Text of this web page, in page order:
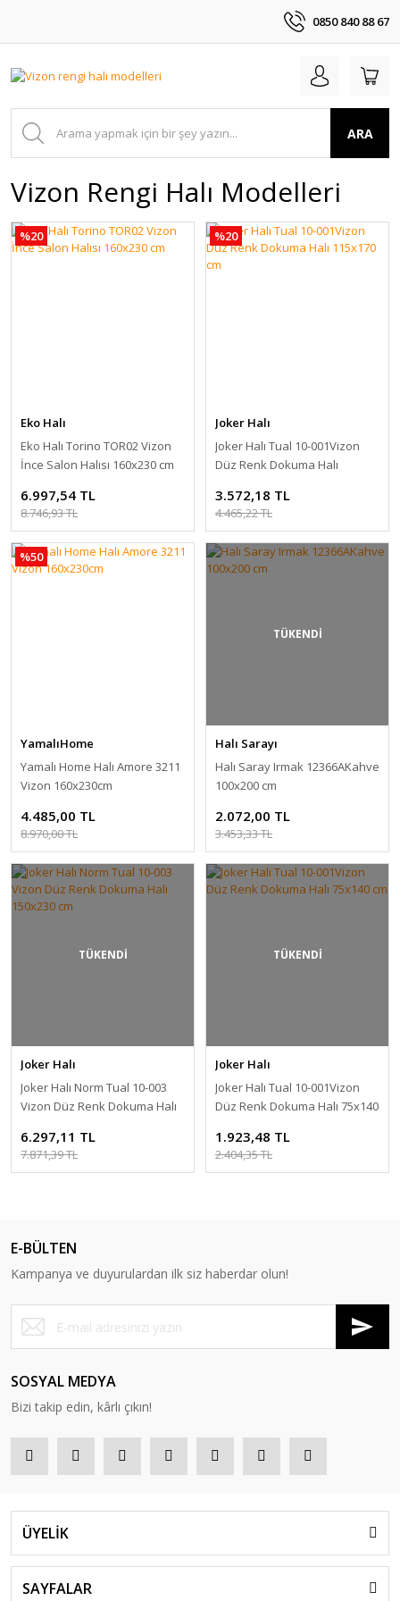
0850 840 88 67
ARA
Vizon Rengi Halı Modelleri
%20
Eko Halı
Eko Halı Torino TOR02 Vizon
İnce Salon Halısı 160x230 cm
6.997,54 TL
8.746,93 TL
%20
Joker Halı
Joker Halı Tual 10-001Vizon
Düz Renk Dokuma Halı
3.572,18 TL
4.465,22 TL
%50
YamalıHome
Yamalı Home Halı Amore 3211
Vizon 160x230cm
4.485,00 TL
8.970,00 TL
TÜKENDİ
Halı Sarayı
Halı Saray Irmak 12366AKahve
100x200 cm
2.072,00 TL
3.453,33 TL
TÜKENDİ
Joker Halı
Joker Halı Norm Tual 10-003
Vizon Düz Renk Dokuma Halı
6.297,11 TL
7.871,39 TL
TÜKENDİ
Joker Halı
Joker Halı Tual 10-001Vizon
Düz Renk Dokuma Halı 75x140
1.923,48 TL
2.404,35 TL
E-BÜLTEN
Kampanya ve duyurulardan ilk siz haberdar olun!
SOSYAL MEDYA
Bizi takip edin, kârlı çıkın!
ÜYELİK
SAYFALAR